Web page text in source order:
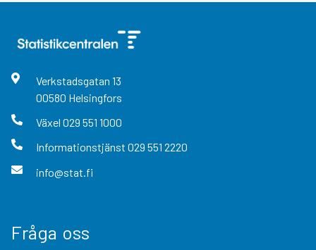
Verkstadsgatan 13
00580 Helsingfors
Växel 029 551 1000
Informationstjänst 029 551 2220
info@stat.fi
Fråga oss